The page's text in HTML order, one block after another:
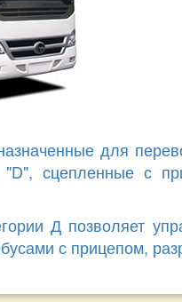
для
"D", сцепленные с
Д позволяет
с прицепом,